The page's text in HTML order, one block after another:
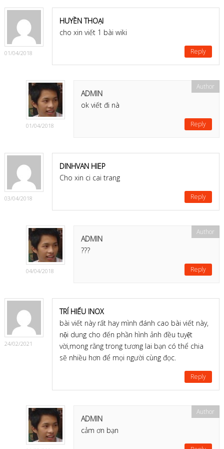
set featured image
( Lưu ý là nó sẽ tự tạo các số đầu mục như 1.1
insert Shortcore
NGƯỜI TA SẼ
vegeto
của vegeto, vegeto là ai. vegeto có mạnh không,
chỉ số sức mạnh của vegeto…
1) Tiều đề video
01/04/2018
HUYỀN THOẠI
cho xin viết 1 bài wiki
Reply
01/04/2018
ADMIN
ok viết đi nà
Reply
03/04/2018
DINHVAN HIEP
Cho xin ci cai trang
Reply
04/04/2018
ADMIN
???
Reply
24/02/2021
TRÍ HIẾU INOX
bài viết này rất hay mình đánh cao bài viết này,
nội dung cho đến phần hình ảnh đều tuyệt
vời,mong rằng trong tương lai bạn có thể chia
sẽ nhiều hơn để mọi người cùng đọc.
Reply
ADMIN
cảm ơn bạn